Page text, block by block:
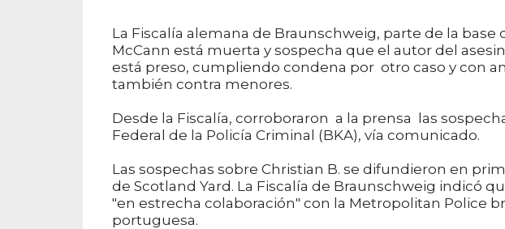
La Fiscalía alemana de Braunschweig, parte de la
McCann está muerta y sospecha que el autor del
está preso, cumpliendo condena por otro caso y con
también contra menores.
Desde la Fiscalía, corroboraron a la prensa las
Federal de la Policía Criminal (BKA), vía comunicado.
Las sospechas sobre Christian B. se difundieron en
de Scotland Yard. La Fiscalía de Braunschweig indicó
"en estrecha colaboración" con la Metropolitan Police
portuguesa.